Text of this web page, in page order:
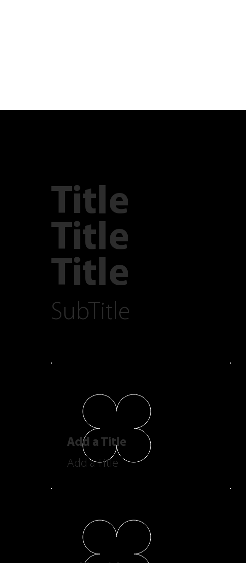
Title
Title
Title
SubTitle
Add a Title
Add a Title